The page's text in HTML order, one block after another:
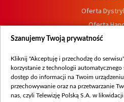
Oferta
Oferta
Procedura
Szanujemy Twoją prywatność
Kliknij "Akceptuję i przechodzę do
korzystanie z technologii automatycznego
dostęp do informacji na Twoim
przechowywanie oraz na przetwarzanie
nas, czyli Telewizję Polską S.A. w likwidacji